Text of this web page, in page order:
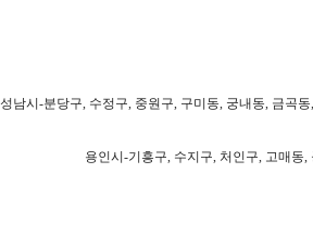
성남시-분당구, 수정구, 중원구, 구미동, 궁내동, 금곡
용인시-기흥구, 수지구, 처인구, 고매동